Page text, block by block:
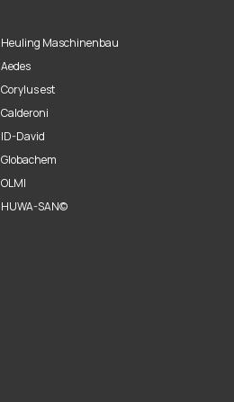
Heuling Maschinenbau
Aedes
Corylus est
Calderoni
ID-David
Globachem
OLMI
HUWA-SAN©